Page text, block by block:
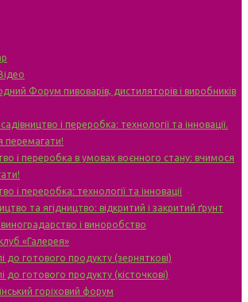
Форум пивоварів, дистиляторів і виробників
і переробка: технології та інновації.
перемагати!
і переробка в умовах воєнного стану: вчимося
і переробка: технології та інновації
та ягідництво: відкритий і закритий ґрунт
і виноробство
«Галерея»
до готового продукту (зерняткові)
до готового продукту (кісточкові)
горіховий форум